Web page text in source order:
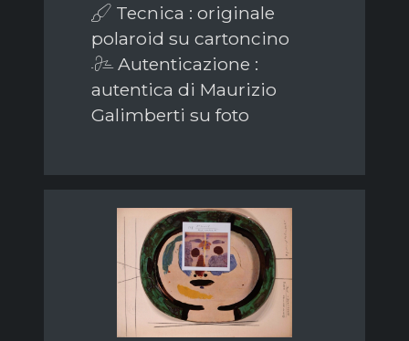
Tecnica : originale
polaroid su cartoncino
Autenticazione :
autentica di Maurizio
Galimberti su foto